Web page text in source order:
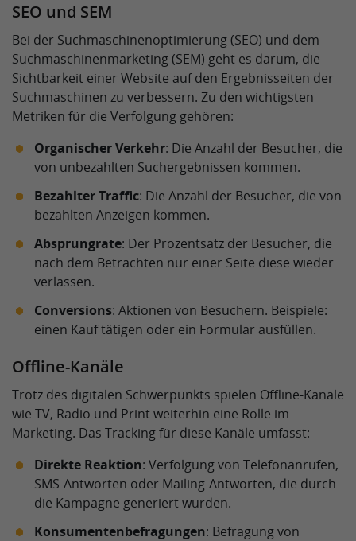
SEO und SEM
Bei der Suchmaschinenoptimierung (SEO) und dem
Suchmaschinenmarketing (SEM) geht es darum, die
Sichtbarkeit einer Website auf den Ergebnisseiten der
Suchmaschinen zu verbessern. Zu den wichtigsten
Metriken für die Verfolgung gehören:
Organischer Verkehr: Die Anzahl der Besucher, die
von unbezahlten Suchergebnissen kommen.
Bezahlter Traffic: Die Anzahl der Besucher, die von
bezahlten Anzeigen kommen.
Absprungrate: Der Prozentsatz der Besucher, die
nach dem Betrachten nur einer Seite diese wieder
verlassen.
Conversions: Aktionen von Besuchern. Beispiele:
einen Kauf tätigen oder ein Formular ausfüllen.
Offline-Kanäle
Trotz des digitalen Schwerpunkts spielen Offline-Kanäle
wie TV, Radio und Print weiterhin eine Rolle im
Marketing. Das Tracking für diese Kanäle umfasst:
Direkte Reaktion: Verfolgung von Telefonanrufen,
SMS-Antworten oder Mailing-Antworten, die durch
die Kampagne generiert wurden.
Konsumentenbefragungen: Befragung von